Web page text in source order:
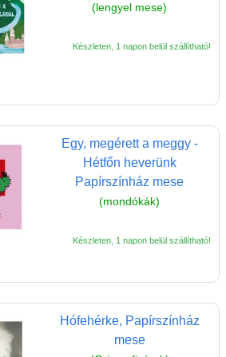
(lengyel mese)
Készleten, 1 napon belül szállítható!
Egy, megérett a meggy -
Hétfőn heverünk
Papírszínház mese
(mondókák)
Készleten, 1 napon belül szállítható!
Hófehérke, Papírszínház
mese